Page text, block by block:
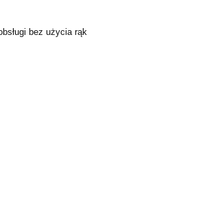
bez użycia rąk